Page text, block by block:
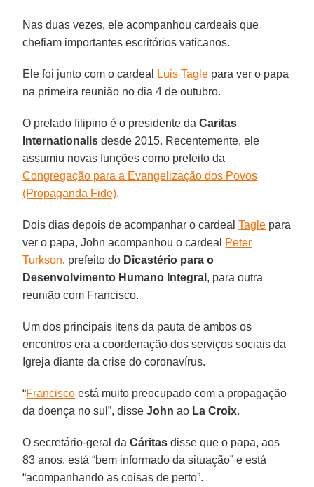
Nas duas vezes, ele acompanhou cardeais que
chefiam importantes escritórios vaticanos.
Ele foi junto com o cardeal Luis Tagle para ver o papa
na primeira reunião no dia 4 de outubro.
O prelado filipino é o presidente daCaritas
Internationalis desde 2015. Recentemente, ele
assumiu novas funções como prefeito da
Congregação para a Evangelização dos Povos
(Propaganda Fide).
Dois dias depois de acompanhar o cardealTagle para
ver o papa, John acompanhou o cardeal Peter
Turkson, prefeito do Dicastério para o
Desenvolvimento Humano Integral , para outra
reunião com Francisco.
Um dos principais itens da pauta de ambos os
encontros era a coordenação dos serviços sociais da
Igreja diante da crise do coronavírus.
“Francisco está muito preocupado com a propagação
da doença no sul”, disseJohn ao La Croix.
O secretário-geral daCáritas disse que o papa, aos
83 anos, está “bem informado da situação” e está
“acompanhando as coisas de perto”.